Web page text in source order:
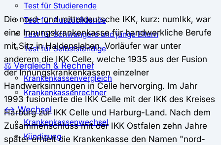
Test für Studierende
Test für Auszubildende
Test für Schwangere und junge Eltern
Test für Selbstständige
⚖️ Vergleich & Rechner
Krankenkassenvergleich
Krankenkassenrechner
↔ Wechsel
Krankenkassenwechsel
Kündigung
Die nord- und mitteldeutsche IKK, kurz: numIkk, war
eine Innungskrankenkasse für handwerkliche Berufe
mit Sitz in Haldensleben. Vorläufer war unter
anderem die IKK Celle, welche 1935 aus der Fusion
der Innungskrankenkassen einzelner
Handwerksinnungen in Celle hervorging. Im Jahr
1993 fusionierte die IKK Celle mit der IKK des Kreises
Harburg zur IKK Celle und Harburg-Land. Nach dem
Zusammenschluss mit der IKK Ostfalen zehn Jahre
später erhielt die Krankenkasse den Namen "nord-